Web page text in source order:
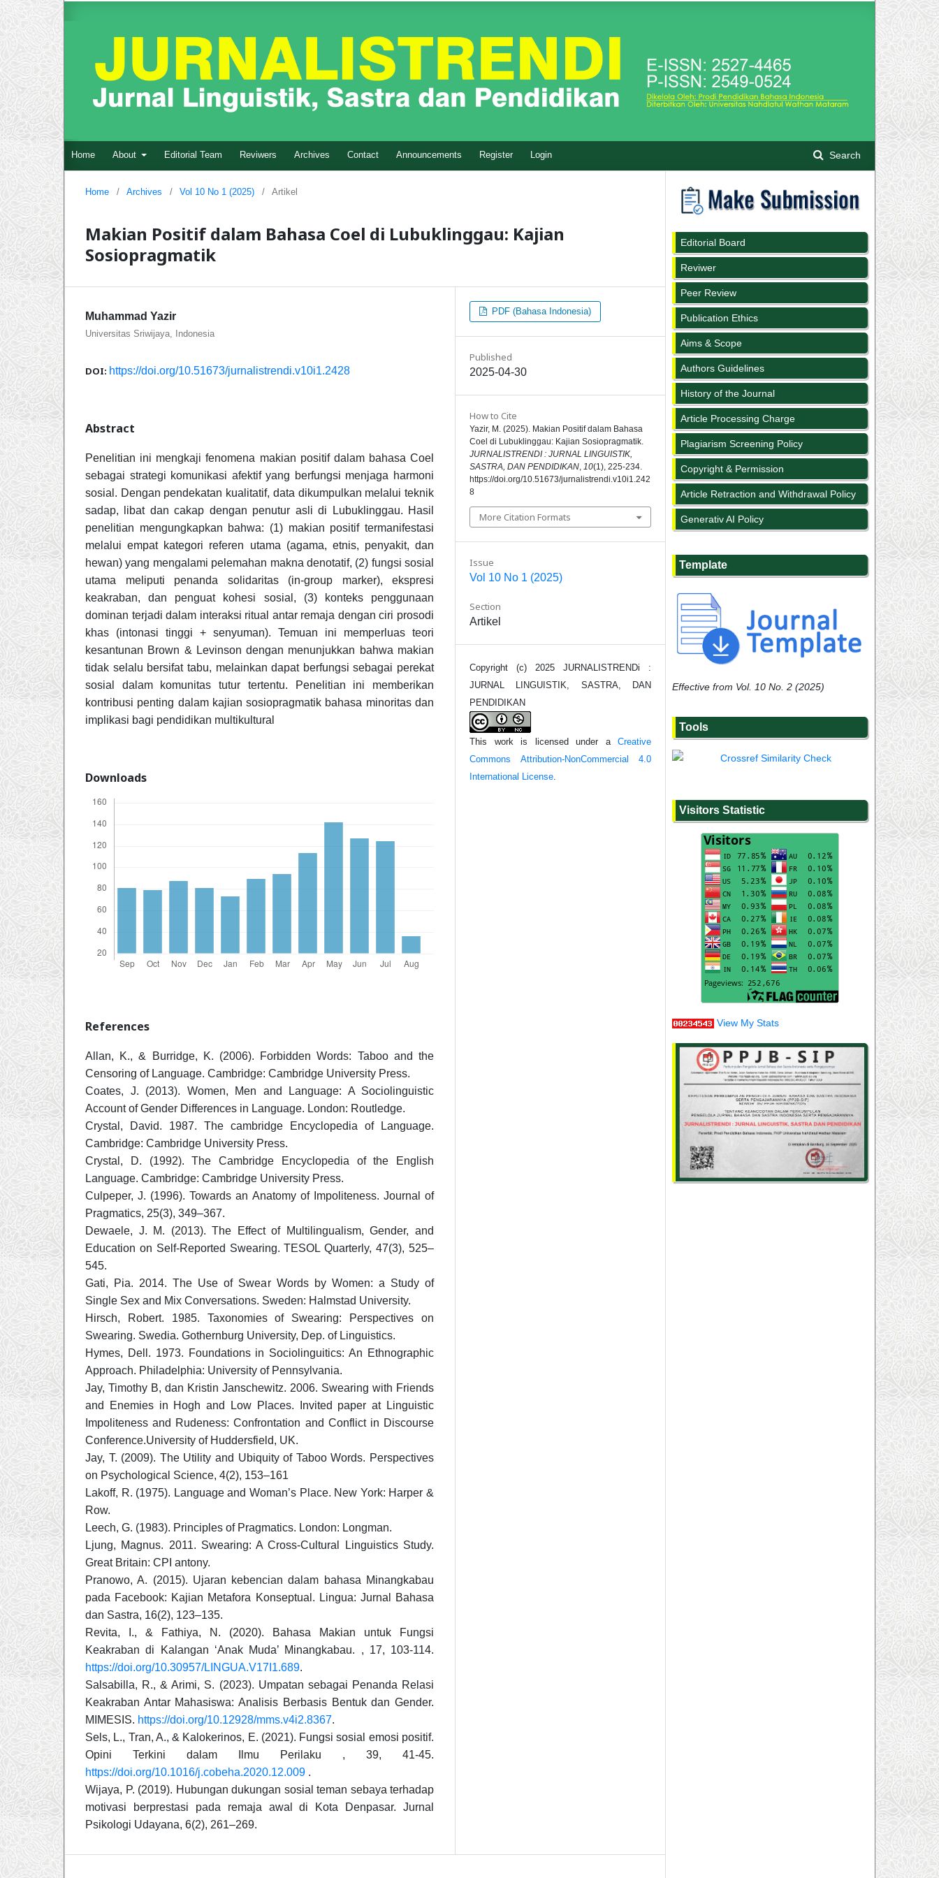
Home About Editorial Team Reviwers Archives Contact Announcements Register Login Search
Home / Archives / Vol 10 No 1 (2025) / Artikel
Makian Positif dalam Bahasa Coel di Lubuklinggau: Kajian
Sosiopragmatik
Muhammad Yazir
Universitas Sriwijaya, Indonesia
DOI: https://doi.org/10.51673/jurnalistrendi.v10i1.2428
Abstract
Penelitian ini mengkaji fenomena makian positif dalam bahasa Coel
sebagai strategi komunikasi afektif yang berfungsi menjaga harmoni
sosial. Dengan pendekatan kualitatif, data dikumpulkan melalui teknik
sadap, libat dan cakap dengan penutur asli di Lubuklinggau. Hasil
penelitian mengungkapkan bahwa: (1) makian positif termanifestasi
melalui empat kategori referen utama (agama, etnis, penyakit, dan
hewan) yang mengalami pelemahan makna denotatif, (2) fungsi sosial
utama meliputi penanda solidaritas (in-group marker), ekspresi
keakraban, dan penguat kohesi sosial, (3) konteks penggunaan
dominan terjadi dalam interaksi ritual antar remaja dengan ciri prosodi
khas (intonasi tinggi + senyuman). Temuan ini memperluas teori
kesantunan Brown & Levinson dengan menunjukkan bahwa makian
tidak selalu bersifat tabu, melainkan dapat berfungsi sebagai perekat
sosial dalam komunitas tutur tertentu. Penelitian ini memberikan
kontribusi penting dalam kajian sosiopragmatik bahasa minoritas dan
implikasi bagi pendidikan multikultural
Downloads
References
Allan, K., & Burridge, K. (2006). Forbidden Words: Taboo and the
Censoring of Language. Cambridge: Cambridge University Press.
Coates, J. (2013). Women, Men and Language: A Sociolinguistic
Account of Gender Differences in Language. London: Routledge.
Crystal, David. 1987. The cambridge Encyclopedia of Language.
Cambridge: Cambridge University Press.
Crystal, D. (1992). The Cambridge Encyclopedia of the English
Language. Cambridge: Cambridge University Press.
Culpeper, J. (1996). Towards an Anatomy of Impoliteness. Journal of
Pragmatics, 25(3), 349–367.
Dewaele, J. M. (2013). The Effect of Multilingualism, Gender, and
Education on Self-Reported Swearing. TESOL Quarterly, 47(3), 525–
545.
Gati, Pia. 2014. The Use of Swear Words by Women: a Study of
Single Sex and Mix Conversations. Sweden: Halmstad University.
Hirsch, Robert. 1985. Taxonomies of Swearing: Perspectives on
Swearing. Swedia. Gothernburg University, Dep. of Linguistics.
Hymes, Dell. 1973. Foundations in Sociolinguitics: An Ethnographic
Approach. Philadelphia: University of Pennsylvania.
Jay, Timothy B, dan Kristin Janschewitz. 2006. Swearing with Friends
and Enemies in Hogh and Low Places. Invited paper at Linguistic
Impoliteness and Rudeness: Confrontation and Conflict in Discourse
Conference.University of Huddersfield, UK.
Jay, T. (2009). The Utility and Ubiquity of Taboo Words. Perspectives
on Psychological Science, 4(2), 153–161
Lakoff, R. (1975). Language and Woman’s Place. New York: Harper &
Row.
Leech, G. (1983). Principles of Pragmatics. London: Longman.
Ljung, Magnus. 2011. Swearing: A Cross-Cultural Linguistics Study.
Great Britain: CPI antony.
Pranowo, A. (2015). Ujaran kebencian dalam bahasa Minangkabau
pada Facebook: Kajian Metafora Konseptual. Lingua: Jurnal Bahasa
dan Sastra, 16(2), 123–135.
Revita, I., & Fathiya, N. (2020). Bahasa Makian untuk Fungsi
Keakraban di Kalangan ‘Anak Muda’ Minangkabau. , 17, 103-114.
https://doi.org/10.30957/LINGUA.V17I1.689.
Salsabilla, R., & Arimi, S. (2023). Umpatan sebagai Penanda Relasi
Keakraban Antar Mahasiswa: Analisis Berbasis Bentuk dan Gender.
MIMESIS. https://doi.org/10.12928/mms.v4i2.8367.
Sels, L., Tran, A., & Kalokerinos, E. (2021). Fungsi sosial emosi positif.
Opini Terkini dalam Ilmu Perilaku , 39, 41-45.
https://doi.org/10.1016/j.cobeha.2020.12.009 .
Wijaya, P. (2019). Hubungan dukungan sosial teman sebaya terhadap
motivasi berprestasi pada remaja awal di Kota Denpasar. Jurnal
Psikologi Udayana, 6(2), 261–269.
PDF (Bahasa Indonesia)
Published
2025-04-30
How to Cite
Yazir, M. (2025). Makian Positif dalam Bahasa
Coel di Lubuklinggau: Kajian Sosiopragmatik.
JURNALISTRENDI : JURNAL LINGUISTIK,
SASTRA, DAN PENDIDIKAN 10(1), 225-234.
https://doi.org/10.51673/jurnalistrendi.v10i1.242
8
More Citation Formats
Issue
Vol 10 No 1 (2025)
Section
Artikel
Copyright (c) 2025 JURNALISTRENDi :
JURNAL LINGUISTIK, SASTRA, DAN
PENDIDIKAN
This work is licensed under a Creative
Commons Attribution-NonCommercial 4.0
International License
Editorial Board
Reviwer
Peer Review
Publication Ethics
Aims & Scope
Authors Guidelines
History of the Journal
Article Processing Charge
Plagiarism Screening Policy
Copyright & Permission
Article Retraction and Withdrawal Policy
Generativ AI Policy
Template
Effective from Vol. 10 No. 2 (2025)
Tools
Visitors Statistic
View My Stats